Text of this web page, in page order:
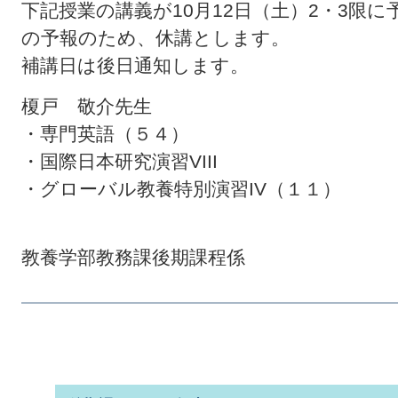
下記授業の講義が10月12日（土）2・3限
の予報のため、休講とします。
補講日は後日通知します。
榎戸 敬介先生
・専門英語（５４）
・国際日本研究演習VIII
・グローバル教養特別演習IV（１１）
教養学部教務課後期課程係